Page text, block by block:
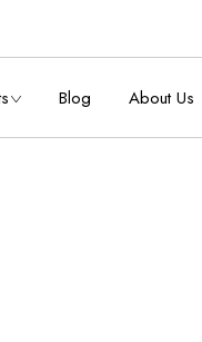
Blog About Us